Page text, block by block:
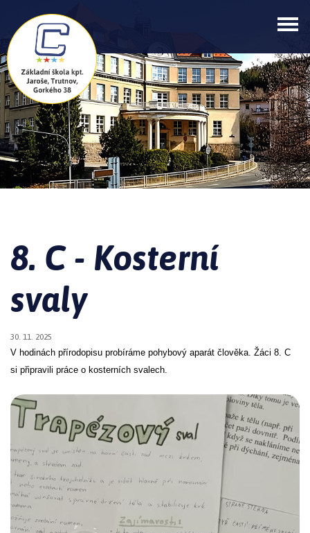
8. C - Kosterní
svaly
30. 11. 2025
V hodinách přírodopisu probíráme pohybový aparát člověka. Žáci 8. C
si připravili práce o kosterních svalech.